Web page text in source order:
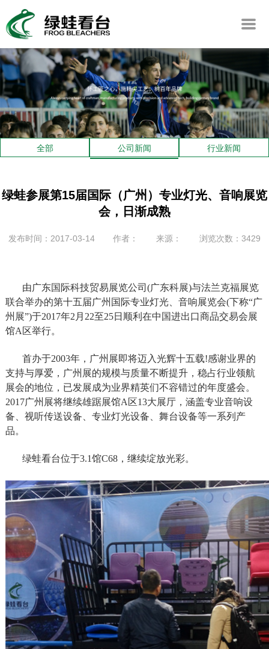
全部 公司新闻 行业新闻
绿蛙参展第15届国际（广州）专业灯光、音响展览
会，日渐成熟
发布时间：2017-03-14 作者： 来源： 浏览次数：3429
由广东国际科技贸易展览公司(广东科展)与法兰克福展览
联合举办的第十五届广州国际专业灯光、音响展览会(下称“广
州展”)于2017年2月22至25日顺利在中国进出口商品交易会展
馆A区举行。
首办于2003年，广州展即将迈入光辉十五载!感谢业界的
支持与厚爱，广州展的规模与质量不断提升，稳占行业领航
展会的地位，已发展成为业界精英们不容错过的年度盛会。
2017广州展将继续雄踞展馆A区13大展厅，涵盖专业音响设
备、视听传送设备、专业灯光设备、舞台设备等一系列产
品。
绿蛙看台位于3.1馆C68，继续绽放光彩。